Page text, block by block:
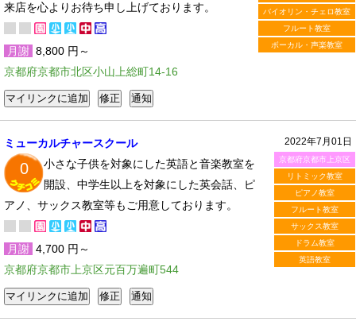
バイオリン・チェロ教室
フルート教室
ボーカル・声楽教室
来店を心よりお待ち申し上げております。
月謝 8,800 円～
京都府京都市北区小山上総町14-16
2022年7月01日
京都府京都市上京区
リトミック教室
ピアノ教室
フルート教室
サックス教室
ドラム教室
英語教室
ミューカルチャースクール
0
小さな子供を対象にした英語と音楽教室を
開設、中学生以上を対象にした英会話、ピ
アノ、サックス教室等もご用意しております。
月謝 4,700 円～
京都府京都市上京区元百万遍町544